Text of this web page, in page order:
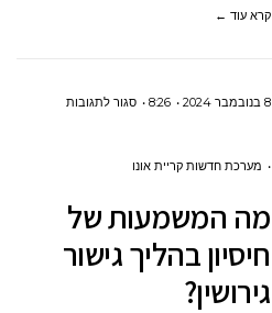
קרא עוד ←
8 בנובמבר 2024 8:26 סגור לתגובותעל
בהליך
מערכת חדשות קריית אונו
מה המשמעות של
חיסיון בהליך גישור
גירושין?